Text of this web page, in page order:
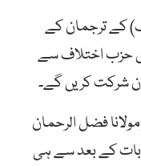
کے ترجمان کے
حزب اختلاف سے
شرکت کریں گے۔
فضل الرحمان
کے بعد سے ہی